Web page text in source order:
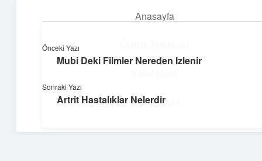
Anasayfa
Hakkımızda
Hayatına neşe katan kısa hikayeler!
Önceki Yazı
Mubi Deki Filmler Nereden Izlenir
Sonraki Yazı
Artrit Hastalıklar Nelerdir